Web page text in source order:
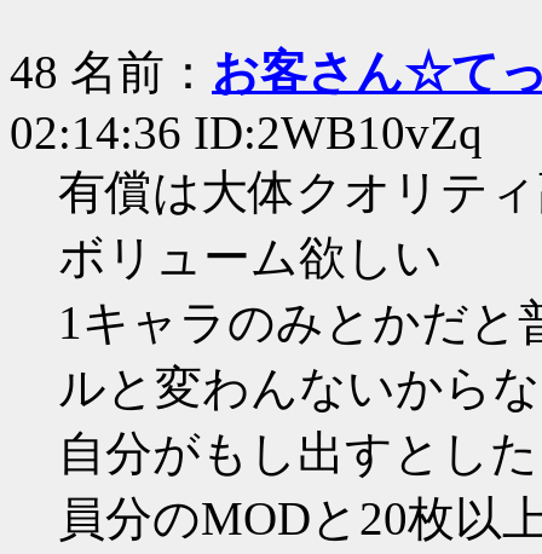
48 名前： お客さん☆て
02:14:36 ID:2WB10vZq
有償は大体クオリテ
ボリューム欲しい
1キャラのみとかだと
ルと変わんないから
自分がもし出すとし
員分のMODと20枚以